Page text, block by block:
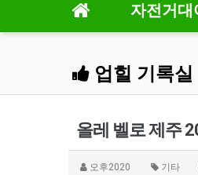
자전거대
업힐 기록실
올레 벨로 제주
오후2020 기타